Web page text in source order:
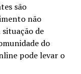
são
não
de
do
pode levar o